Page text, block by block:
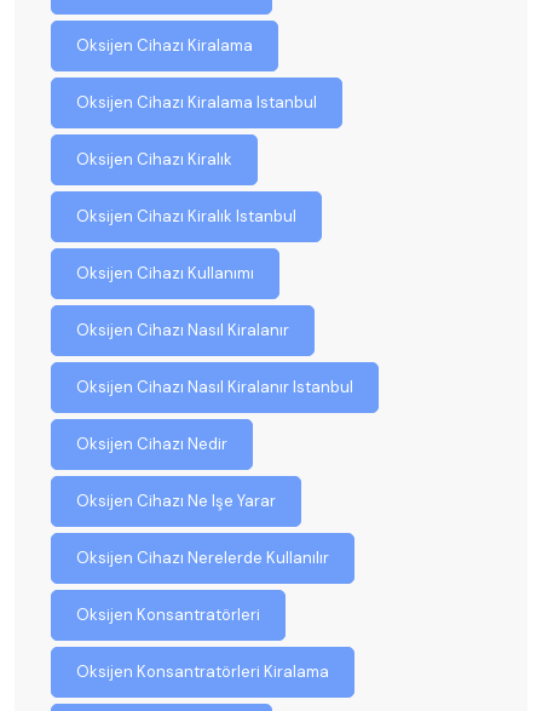
Oksijen Cihazı Kiralama
Oksijen Cihazı Kiralama Istanbul
Oksijen Cihazı Kiralık
Oksijen Cihazı Kiralık Istanbul
Oksijen Cihazı Kullanımı
Oksijen Cihazı Nasıl Kiralanır
Oksijen Cihazı Nasıl Kiralanır Istanbul
Oksijen Cihazı Nedir
Oksijen Cihazı Ne Işe Yarar
Oksijen Cihazı Nerelerde Kullanılır
Oksijen Konsantratörleri
Oksijen Konsantratörleri Kiralama